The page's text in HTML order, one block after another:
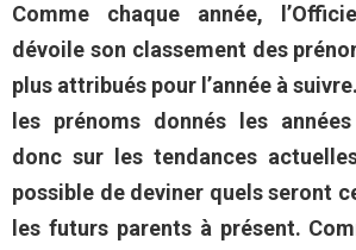
Comme chaque année,
dévoile son classement des
plus attribués pour l’année à
les prénoms donnés les
donc sur les tendances
possible de deviner quels seront
les futurs parents à présent.